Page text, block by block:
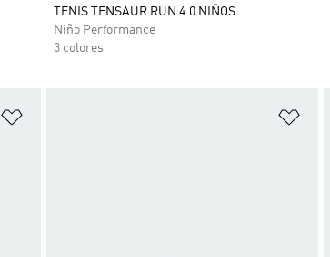
TENIS TENSAUR RUN 4.0 NIÑOS
Niño Performance
3 colores